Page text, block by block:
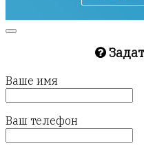
Ваше имя
Ваш телефон